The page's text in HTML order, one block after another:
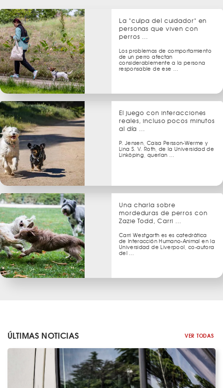
La "culpa del cuidador" en
personas que viven con
perros …
Los problemas de comportamiento
de un perro afectan
considerablemente a la persona
responsable de ese …
El juego con interacciones
reales, incluso pocos minutos
al día …
P. Jensen, Caisa Persson-Werme y
Lina S. V. Roth, de la Universidad de
Linköping, querían …
Una charla sobre
mordeduras de perros con
Zazie Todd, Carri …
Carri Westgarth es es catedrática
de Interacción Humano-Animal en la
Universidad de Liverpool, co-autora
del …
ÚLTIMAS NOTICIAS VER TODAS